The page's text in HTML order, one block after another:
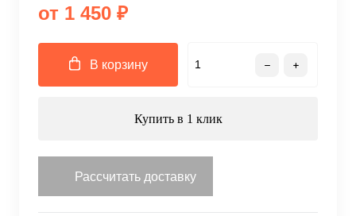
от 1 450 ₽
В корзину
Купить в 1 клик
Рассчитать доставку